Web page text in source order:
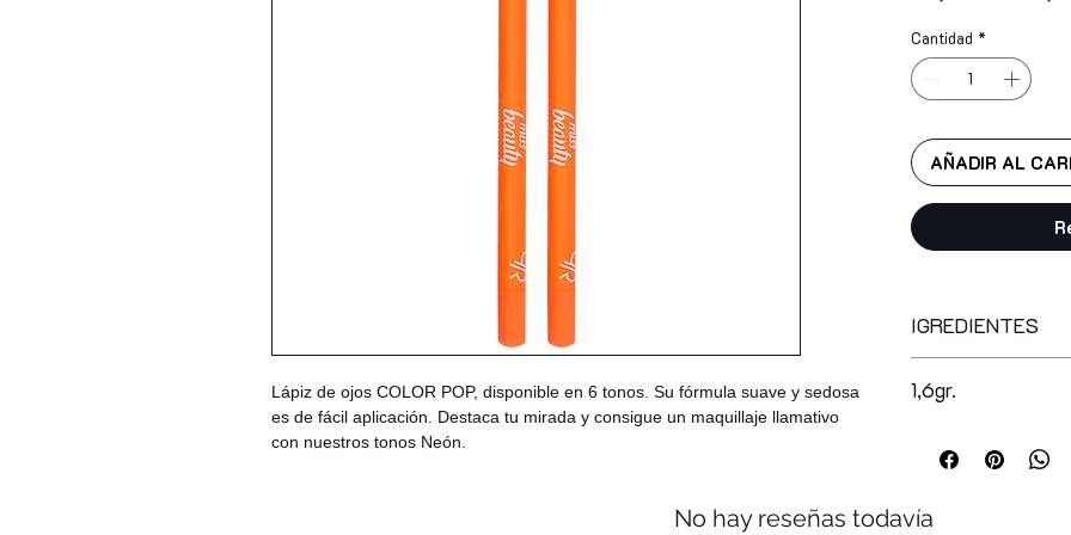
Lápiz de ojos COLOR POP, disponible en 6 tonos. Su fórmula suave y sedosa
es de fácil aplicación. Destaca tu mirada y consigue un maquillaje llamativo
con nuestros tonos Neón.
Cantidad *
AÑADIR AL
IGREDIENTES
caprylic/capric
octyldodecanol,
copernicia cerifera
microcrystalline
1,6gr.
No hay reseñas todavía